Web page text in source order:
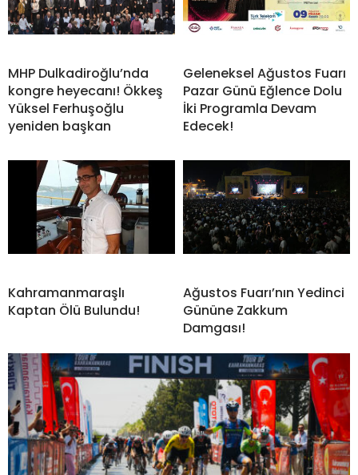
MHP Dulkadiroğlu’nda
kongre heyecanı! Ökkeş
Yüksel Ferhuşoğlu
yeniden başkan
Geleneksel Ağustos Fuarı
Pazar Günü Eğlence Dolu
İki Programla Devam
Edecek!
Kahramanmaraşlı
Kaptan Ölü Bulundu!
Ağustos Fuarı’nın Yedinci
Gününe Zakkum
Damgası!